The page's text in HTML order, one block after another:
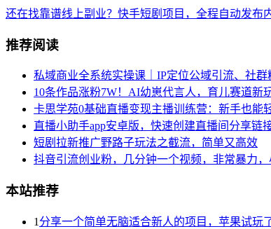
还在找靠谱线上副业？快手短剧项目，全程自动发布
推荐阅读
私域商业全系统实操课｜IP定位公域引流、社
10条作品涨粉7W！AI幼崽代言人，育儿赛道新
卡思学苑0基础直播变现主播训练营：新手也能
直播小助手app安卓版，快速创建直播间分享
短剧拉新推广野路子玩法之截流，简单又高效
抖音引流创业粉，几分钟一个视频，非常暴力
本站推荐
1 分享一个简单无脑适合新人的项目，苹果试玩